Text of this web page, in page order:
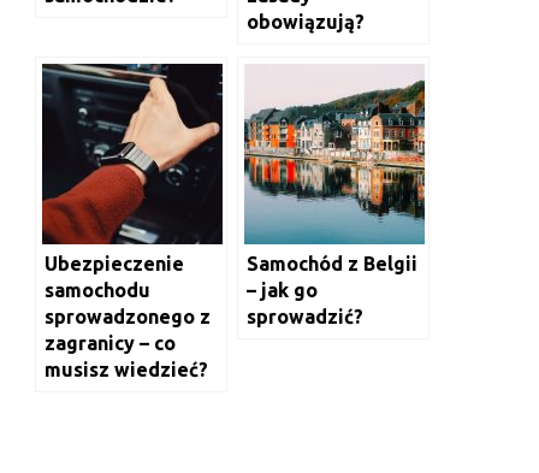
obowiązują?
Ubezpieczenie
samochodu
sprowadzonego z
zagranicy – co
musisz wiedzieć?
Samochód z Belgii
– jak go
sprowadzić?